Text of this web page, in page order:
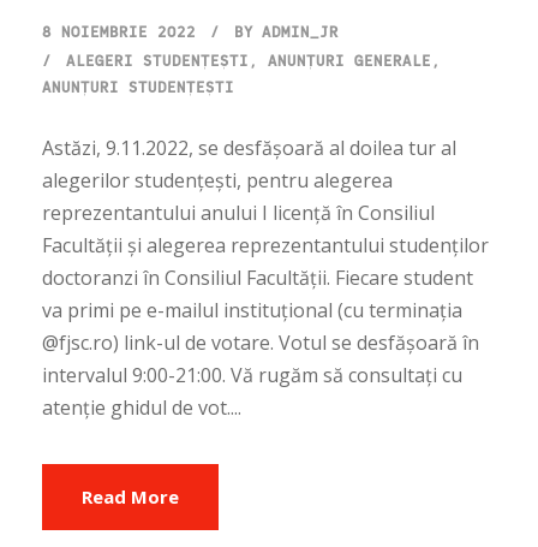
8 NOIEMBRIE 2022 BY ADMIN_JR
ALEGERI STUDENȚEȘTI , ANUNȚURI GENERALE ,
ANUNȚURI STUDENȚEȘTI
Astăzi, 9.11.2022, se desfășoară al doilea tur al
alegerilor studențești, pentru alegerea
reprezentantului anului I licență în Consiliul
Facultății și alegerea reprezentantului studenților
doctoranzi în Consiliul Facultății. Fiecare student
va primi pe e-mailul instituțional (cu terminația
@fjsc.ro) link-ul de votare. Votul se desfășoară în
intervalul 9:00-21:00. Vă rugăm să consultați cu
atenție ghidul de vot....
Read More